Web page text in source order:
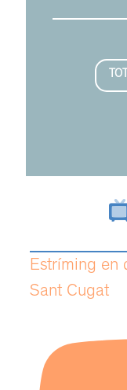
Estríming en
Sant Cugat